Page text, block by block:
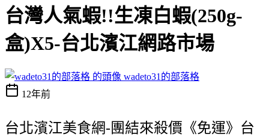
台灣人氣蝦!!生凍白蝦(250g-
盒)X5-台北濱江網路市場
wadeto31的部落格
12年前
台北濱江美食網-團結來殺價《免運》台